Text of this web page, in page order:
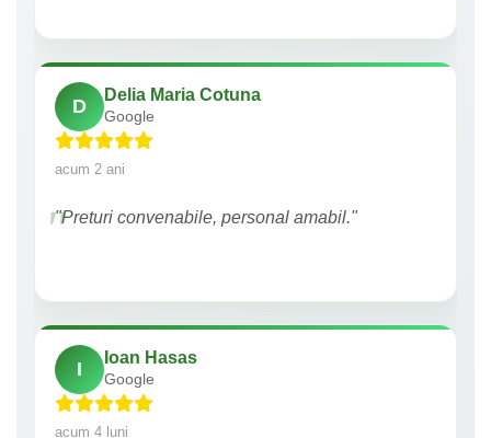
D
Delia Maria Cotuna
Google
acum 2 ani
"Preturi convenabile, personal amabil."
I
Ioan Hasas
Google
acum 4 luni